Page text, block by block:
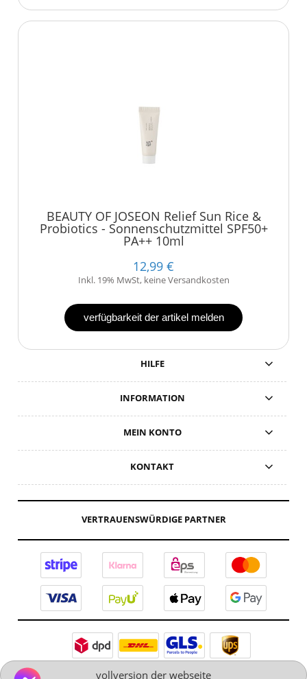
BEAUTY OF JOSEON Relief Sun Rice &
Probiotics - Sonnenschutzmittel SPF50+
PA++ 10ml
12,99 €
Inkl. 19% MwSt, keine Versandkosten
verfügbarkeit der artikel melden
HILFE
INFORMATION
MEIN KONTO
KONTAKT
VERTRAUENSWÜRDIGE PARTNER
vollversion der webseite